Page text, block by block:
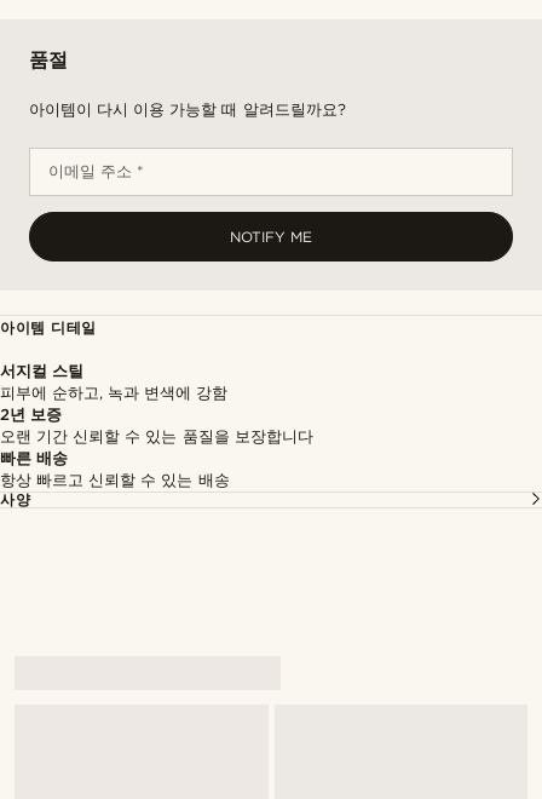
품절
아이템이 다시 이용 가능할 때 알려드릴까요?
이메일 주소 *
NOTIFY ME
아이템 디테일
서지컬 스틸
피부에 순하고, 녹과 변색에 강함
2년 보증
오랜 기간 신뢰할 수 있는 품질을 보장합니다
빠른 배송
항상 빠르고 신뢰할 수 있는 배송
사양